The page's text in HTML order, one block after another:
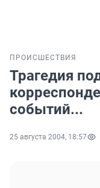
ПРОИСШЕСТВИЯ
Трагедия
событий...
25 августа 2004, 18:57